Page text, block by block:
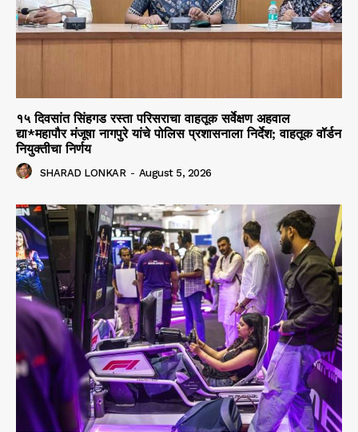
१५ दिवसांत सिंहगड रस्ता परिसराचा वाहतूक सर्वेक्षण अहवाल
द्या*महापौर मंजूषा नागपुरे यांचे पोलिस प्रशासनाला निर्देश; वाहतूक वॉर्डन
नियुक्तीचा निर्णय
SHARAD LONKAR - August 5, 2026